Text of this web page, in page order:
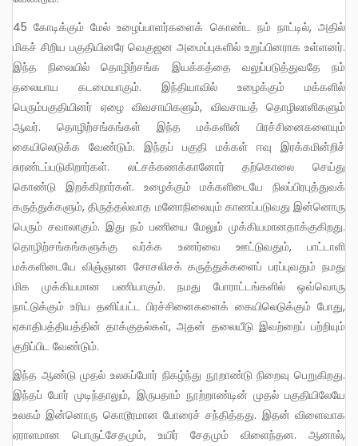
45 கோடிக்கும் மேல் உழைப்பாளர்களைக் கொண்ட நம் நாட்டில், அதில்
மிகச் சிறிய பகுதியினரே வெகுஜன அமைப்புகளில் உறுப்பினராக உள்ளனர்.
இந்த நிலையில் தொழிற்சங்க இயக்கத்தை வலுப்படுத்துவதே நம்
தலையாய கடமையாகும். இந்தியாவில் உழைக்கும் மக்களில்
பெரும்பகுதியினர் ஏழை விவசாயிகளும், விவசாயத் தொழிலாளிகளும்
ஆவர். தொழிற்சங்கங்கள் இந்த மக்களின் பிரச்சினைகளையும்
கையிலெடுக்க வேண்டும். இந்தப் பகுதி மக்கள் ஈவு இரக்கமின்றிச்
சுரண்டப்படுகிறார்கள். லட்சக்கணக்கானோர் தற்கொலை செய்து
கொண்டு இறக்கிறார்கள். உழைக்கும் மக்களிடையே நிலப்பிரபுத்துவக்
கருத்துக்களும், திருத்தல்வாத மனோநிலையும் காணப்படுவது இன்னொரு
பெரும் சவாலாகும். இது நம் பணியை மேலும் முக்கியமானதாக்குகிறது.
தொழிற்சங்கங்களுக்கு வர்க்க உணர்வை ஊட்டுவதும், பாட்டாளி
மக்களிடையே விஞ்ஞான சோசலிசக் கருத்துக்களைப் பரப்புவதும் நமது
மிக முக்கியமான பணியாகும். நமது போராட்டங்களில் ஒவ்வொரு
நாட்டுக்கும் உரிய தனிப்பட்ட பிரச்சினைகளைக் கையிலெடுக்கும் போது,
ஏகாதிபத்தியத்தின் தாக்குதல்கள், அதன் தலையீடு இவற்றைப் பற்றியும்
குறிப்பிட வேண்டும்.
இந்த ஆண்டு முதல் உலகப்போர் நிகழ்ந்து நூறாண்டு நிறைவு பெறுகிறது.
இந்தப் போர் முடிந்தாலும், இருபதாம் நூற்றாண்டின் முதல் பகுதியிலேயே
உலகம் இன்னொரு கொடூரமான போரைச் சந்தித்தது. இதன் விளைவாக
ஏராளமான பொருட்சேதமும், உயிர் சேதமும் விளைந்தன. ஆனால்,